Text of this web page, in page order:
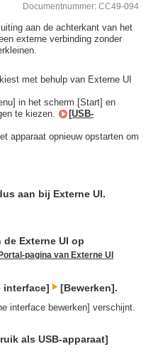
Documentnummer: CC49-094
aan de achterkant van het
externe verbinding zonder
met behulp van Externe UI
in het scherm [Start] en
te kiezen.
[USB-
apparaat opnieuw opstarten om
aan bij Externe UI.
Externe UI op
Portal-pagina van Externe UI
interface] [Bewerken].
interface bewerken] verschijnt.
als USB-apparaat]